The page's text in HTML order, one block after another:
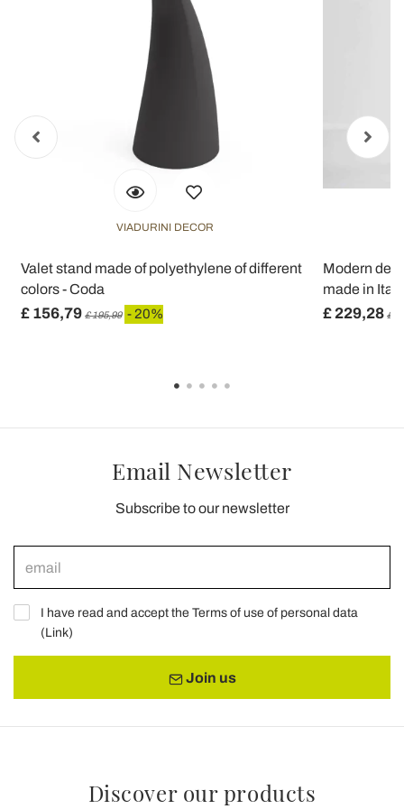
VIADURINI DECOR
Valet stand made of polyethylene of different
colors - Coda
£ 156,79 £ 195,99 - 20%
Modern
made in Italy
£ 229,28 £
Email Newsletter
Subscribe to our newsletter
I have read and accept the Terms of use of personal data
(Link)
Join us
Discover our products